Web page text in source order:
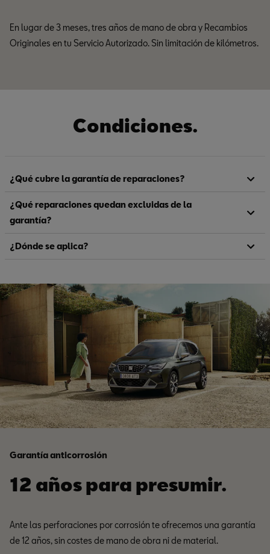
En lugar de 3 meses, tres años de mano de obra y Recambios
Originales en tu Servicio Autorizado. Sin limitación de kilómetros.
Condiciones.
¿Qué cubre la garantía de reparaciones?
¿Qué reparaciones quedan excluidas de la
garantía?
¿Dónde se aplica?
Garantía anticorrosión
12 años para presumir.
Ante las perforaciones por corrosión te ofrecemos una garantía
de 12 años, sin costes de mano de obra ni de material.